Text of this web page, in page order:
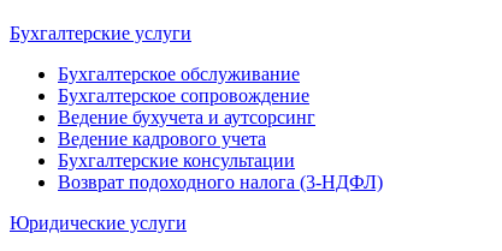
Бухгалтерские услуги
Бухгалтерское обслуживание
Бухгалтерское сопровождение
Ведение бухучета и аутсорсинг
Ведение кадрового учета
Бухгалтерские консультации
Возврат подоходного налога (3-НДФЛ)
Юридические услуги